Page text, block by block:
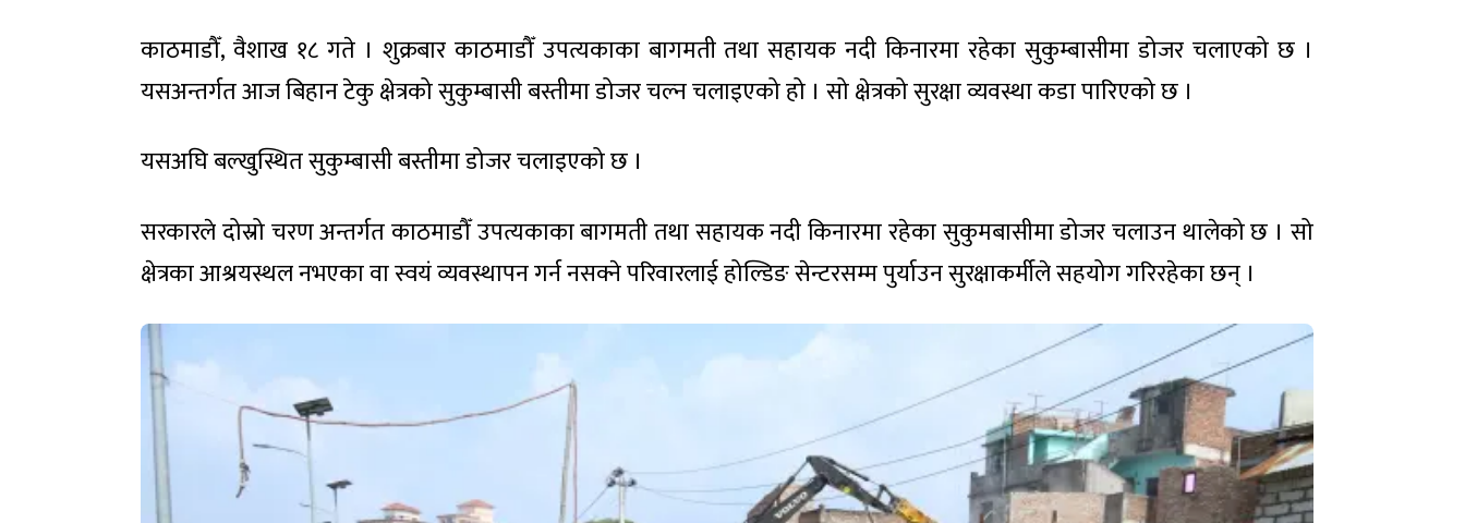
काठमाडौँ, वैशाख १८ गते । शुक्रबार काठमाडौँ उपत्यकाका बागमती तथा सहायक नदी किनारमा रहेका सुकुम्बासीमा डोजर चलाएको छ ।
यसअन्तर्गत आज बिहान टेकु क्षेत्रको सुकुम्बासी बस्तीमा डोजर चल्न चलाइएको हो । सो क्षेत्रको सुरक्षा व्यवस्था कडा पारिएको छ ।
यसअघि बल्खुस्थित सुकुम्बासी बस्तीमा डोजर चलाइएको छ ।
सरकारले दोस्रो चरण अन्तर्गत काठमाडौँ उपत्यकाका बागमती तथा सहायक नदी किनारमा रहेका सुकुमबासीमा डोजर चलाउन थालेको छ । सो
क्षेत्रका आश्रयस्थल नभएका वा स्वयं व्यवस्थापन गर्न नसक्ने परिवारलाई होल्डिङ सेन्टरसम्म पुर्याउन सुरक्षाकर्मीले सहयोग गरिरहेका छन् ।